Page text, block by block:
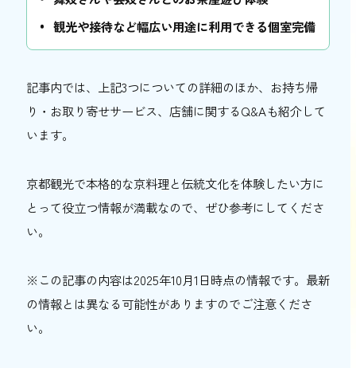
観光や接待など幅広い用途に利用できる個室完備
記事内では、上記3つについての詳細のほか、お持ち帰
り・お取り寄せサービス、店舗に関するQ&Aも紹介して
います。
京都観光で本格的な京料理と伝統文化を体験したい方に
とって役立つ情報が満載なので、ぜひ参考にしてくださ
い。
※この記事の内容は2025年10月1日時点の情報です。最新
の情報とは異なる可能性がありますのでご注意くださ
い。